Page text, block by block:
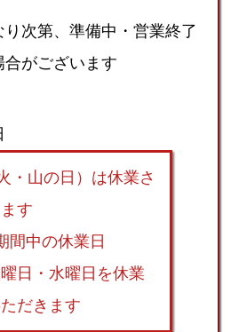
次第、準備中・営業終了
合がございます